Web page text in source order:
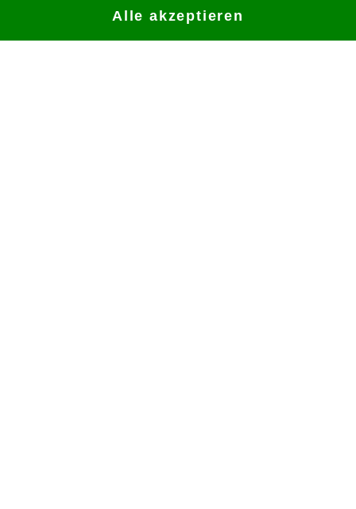
Alle akzeptieren